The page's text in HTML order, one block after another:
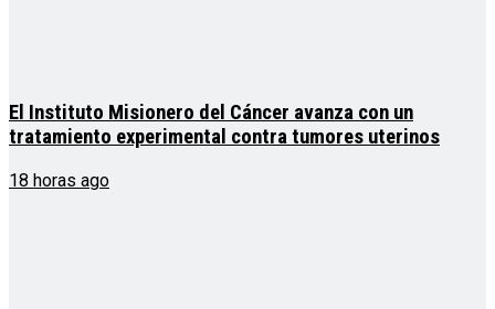
El Instituto Misionero del Cáncer avanza con un
tratamiento experimental contra tumores uterinos
18 horas ago